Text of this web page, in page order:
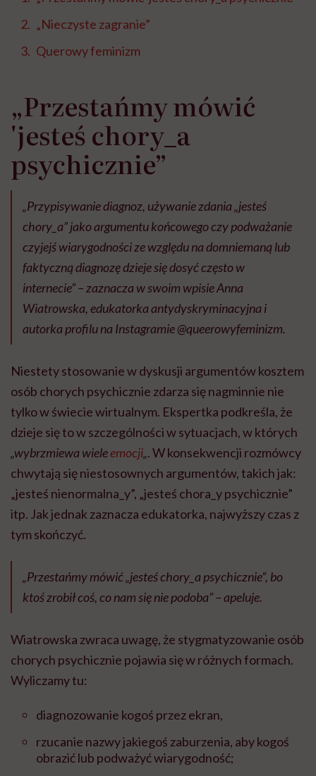
„Nieczyste zagranie”
Querowy feminizm
„Przestańmy mówić
'jesteś chory_a
psychicznie”
„Przypisywanie diagnoz, używanie zdania „jesteś
chory_a” jako argumentu końcowego czy podważanie
czyjejś wiarygodności ze względu na domniemaną lub
faktyczną diagnozę dzieje się dosyć często w
internecie” – zaznacza w swoim wpisie Anna
Wiatrowska, edukatorka antydyskryminacyjna i
autorka profilu na Instagramie @queerowyfeminizm.
Niestety stosowanie w dyskusji argumentów kosztem
osób chorych psychicznie zdarza się nagminnie nie
tylko w świecie wirtualnym. Ekspertka podkreśla, że
dzieje się to w szczególności w sytuacjach, w których
„wybrzmiewa wieleemocji„. W konsekwencji rozmówcy
chwytają się niestosownych argumentów, takich jak:
„jesteś nienormalna_y”, „jesteś chora_y psychicznie”
itp. Jak jednak zaznacza edukatorka, najwyższy czas z
tym skończyć.
„Przestańmy mówić „jesteś chory_a psychicznie”, bo
ktoś zrobił coś, co nam się nie podoba” – apeluje.
Wiatrowska zwraca uwagę, że stygmatyzowanie osób
chorych psychicznie pojawia się w różnych formach.
Wyliczamy tu:
diagnozowanie kogoś przez ekran,
rzucanie nazwy jakiegoś zaburzenia, aby kogoś
obrazić lub podważyć wiarygodność;